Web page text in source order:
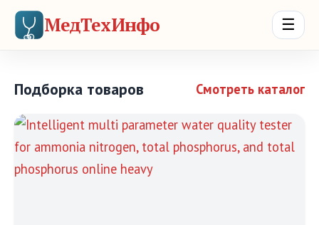
МедТехИнфо ☰
Подборка товаров Смотреть каталог